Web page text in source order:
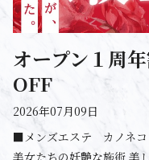
オープン１周
OFF
2026年07月09日
■メンズエステ カノネ